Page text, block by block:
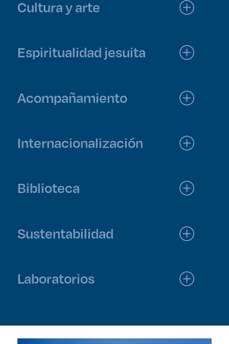
Cultura y arte
Espiritualidad jesuita
Acompañamiento
Internacionalización
Biblioteca
Sustentabilidad
Laboratorios